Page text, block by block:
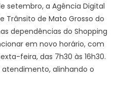
setembro, a Agência Digital
Trânsito de Mato Grosso do
dependências do Shopping
em novo horário, com
feira, das 7h30 às 16h30.
alinhando o